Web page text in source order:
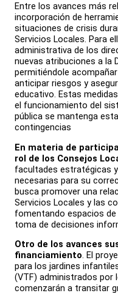
Entre los avances más
incorporación de
situaciones de crisis
Servicios Locales. Para
administrativa de los
nuevas atribuciones a la
permitiéndole
anticipar riesgos y
educativo. Estas
el funcionamiento del
pública se mantenga
contingencias
En materia de
rol de los Consejos
facultades estratégicas
necesarias para su
busca promover una
Servicios Locales y las
fomentando espacios
toma de decisiones
Otro de los avances
financiamiento. El
para los jardines
(VTF) administrados por
comenzarán a transitar